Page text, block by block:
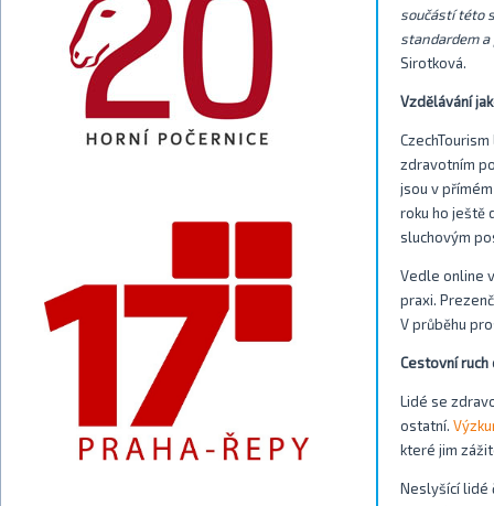
součástí této
standardem
Sirotková.
Vzdělávání
zdravotním
jsou v
roku ho ještě
sluchovým
Vedle online
praxi.
V průběhu
Cestovní
Lidé se
ostatní.
které jim
Neslyšící lidé